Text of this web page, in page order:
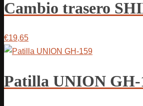
Cambio trasero
€19,65
Patilla UNION GH-